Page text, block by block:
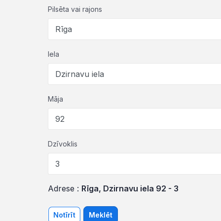
Pilsēta vai rajons
Iela
Māja
Dzīvoklis
Adrese : Rīga, Dzirnavu iela 92 - 3
Notīrīt Meklēt